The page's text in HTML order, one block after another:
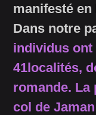
manifesté en
Dans notre
individus ont
41localités,
romande. La
col de